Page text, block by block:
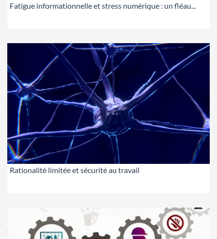
Fatigue informationnelle et stress numérique : un fléau...
Rationalité limitée et sécurité au travail